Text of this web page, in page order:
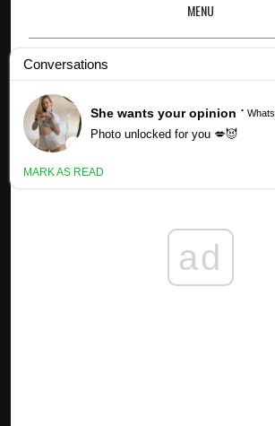
MENU
×
PROFILS DES MEMBRES FIN.K.L
ad